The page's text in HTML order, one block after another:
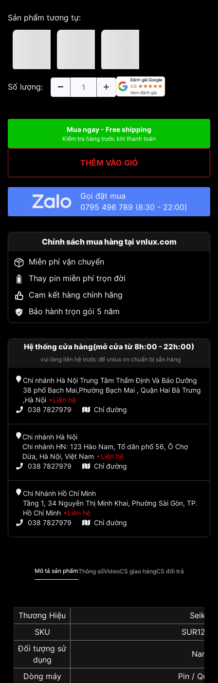
Sản phẩm tương tự:
Số lượng:
Mua ngay - Free shipping
Kiểm tra hàng trước khi thanh toán
THÊM VÀO GIỎ
Gọi đặt mua
0795 496 789 (8:30 - 22:00)
Chính sách mua hàng tại vnlux.com
Miễn phí vận chuyển
Thay pin miễn phí trọn đời
Cam kết hàng chính hãng
Bảo hành trọn gói 5 năm
Hệ thống cửa hàng(mở cửa từ 8h:00 - 22h:00)
vui lòng liên hệ trước để vnlux.vn chuẩn bị sẵn hàng
Chi nhánh Hà Nội Trung Tâm Thẩm Định Và Bảo Dưỡng
38 phố Bạch Mai,Phường Bạch Mai , Quận Hai Bà Trưng
,Hà Nội
Liên hệ
038 7827979
Chỉ đường
Chi nhánh Hà Nội
Chi nhánh HN: 123 Hào Nam, Tổ dân phố 56, Ô Chợ
Dừa, Hà Nội, Việt Nam
Liên hệ
038 7827979
Chỉ đường
Chi Nhánh Hồ Chí Minh
Tầng 1, 34 Nguyễn Thị Minh Khai, Phường Sài Gòn, TP.
Hồ Chí Minh
Liên hệ
038 7827979
Chỉ đường
Mô tả sản phẩmThông sốVideoCS giao hàngCS đổi trả
Thương Hiệu
Seiko
SKU
SUR129P1
Đối tượng sử
dụng
Nam
Dòng máy Pin /